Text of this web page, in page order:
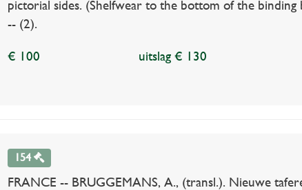
pictorial sides. (Shelfwear to the bottom of the
-- (2).
€ 100 uitslag € 130
154
FRANCE -- BRUGGEMANS, A., (transl.). Nieuwe